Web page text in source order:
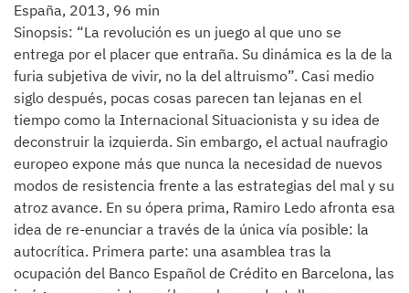
España, 2013, 96 min
Sinopsis: “La revolución es un juego al que uno se
entrega por el placer que entraña. Su dinámica es la de la
furia subjetiva de vivir, no la del altruismo”. Casi medio
siglo después, pocas cosas parecen tan lejanas en el
tiempo como la Internacional Situacionista y su idea de
deconstruir la izquierda. Sin embargo, el actual naufragio
europeo expone más que nunca la necesidad de nuevos
modos de resistencia frente a las estrategias del mal y su
atroz avance. En su ópera prima, Ramiro Ledo afronta esa
idea de re-enunciar a través de la única vía posible: la
autocrítica. Primera parte: una asamblea tras la
ocupación del Banco Español de Crédito en Barcelona, las